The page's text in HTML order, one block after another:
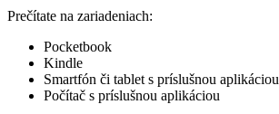
Prečítate na zariadeniach:
Pocketbook
Kindle
Smartfón či tablet s príslušnou aplikáciou
Počítač s príslušnou aplikáciou